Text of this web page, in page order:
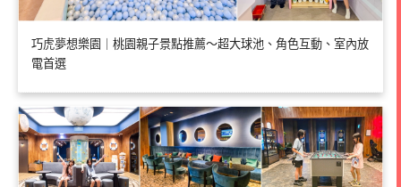
巧虎夢想樂園｜桃園親子景點推薦～超大球池、角色互動、室內放
電首選